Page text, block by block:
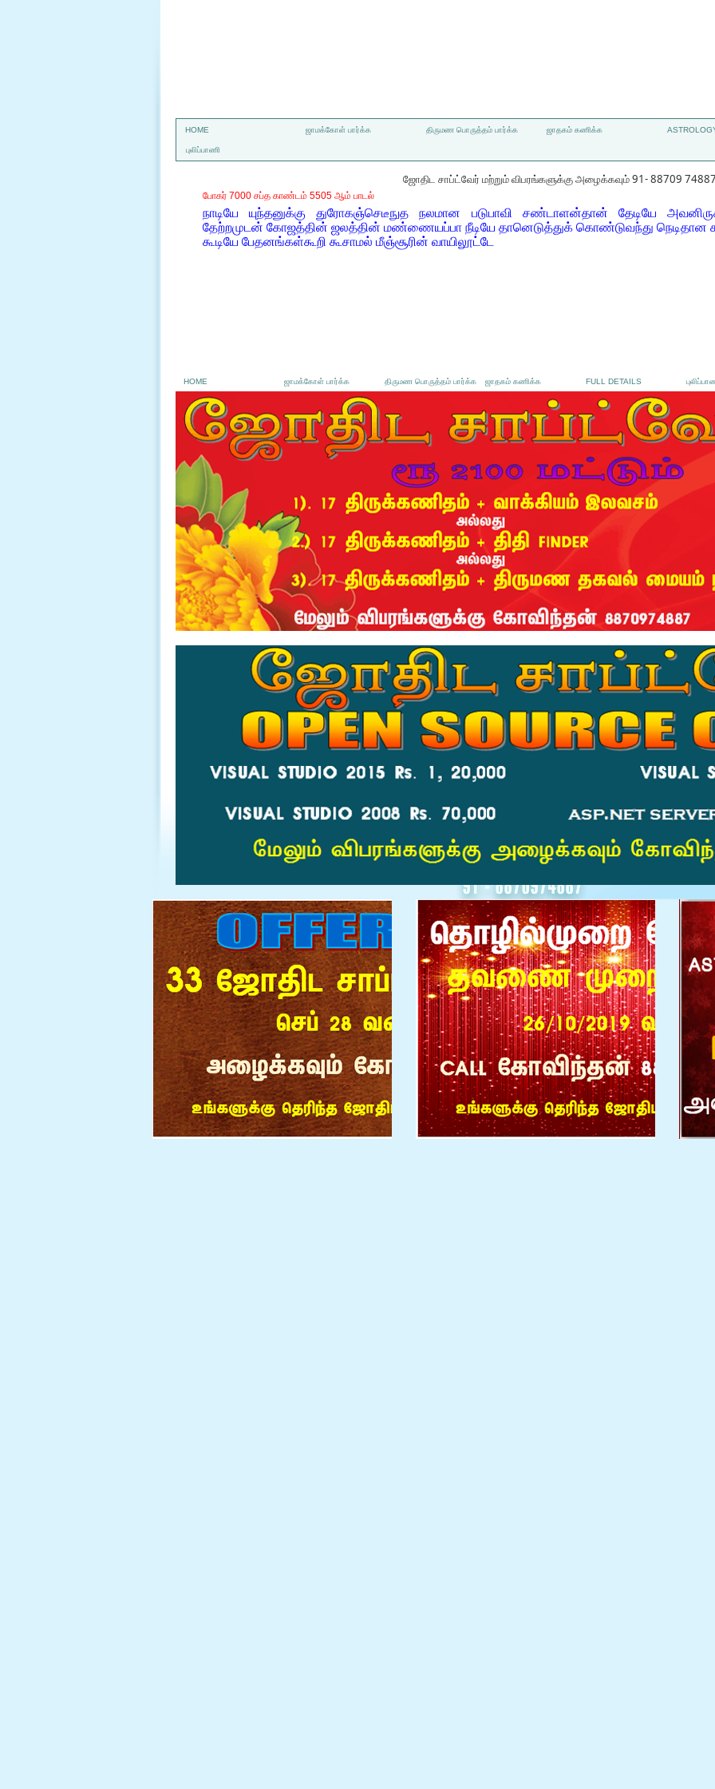
HOME ஜாமக்கோள் பார்க்க திருமண பொருத்தம் பார்க்க ஜாதகம் கணிக்க
புலிப்பாணி
ஜோதிட சாப்ட்வேர் மற்றும் விபரங்களுக்கு அழைக்கவும் 91- 88709
போகர் 7000 சப்த காண்டம் 5505 ஆம் பாடல்
நாடியே யுந்தனுக்கு துரோகஞ்செடீநுத நலமான படுபாவி சண்டாளன்தான் தேடியே
தேற்றமுடன் கோஜத்தின் ஜலத்தின் மண்ணையப்பா நீடியே தானெடுத்துக் கொண்டுவந்து
கூடியே பேதனங்கள்கூறி கூசாமல் மீஞ்சூரின் வாயிலூட்டே
HOME ஜாமக்கோள் பார்க்க திருமண பொருத்தம் பார்க்க ஜாதகம் கணிக்க FULL DETAILS